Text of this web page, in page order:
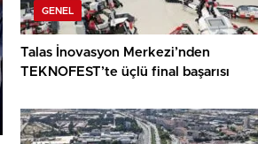
GENEL
Talas İnovasyon Merkezi’nden
TEKNOFEST’te üçlü final başarısı